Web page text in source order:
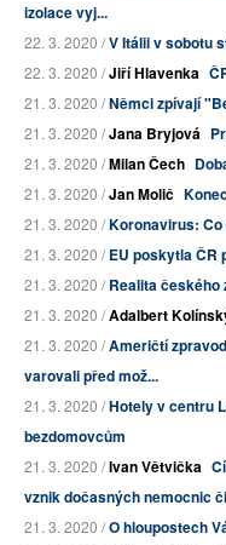
izolace vyj...
22. 3. 2020 /V Itálii v sobotu
22. 3. 2020 /Jiří Hlavenka
21. 3. 2020 /Němci zpívají
21. 3. 2020 /Jana Bryjová
21. 3. 2020 /Milan Čech
21. 3. 2020 /Jan Molič
21. 3. 2020 /Koronavirus:
21. 3. 2020 /EU poskytla ČR
21. 3. 2020 /Realita
21. 3. 2020 /Adalbert
21. 3. 2020 /Američtí
varovali před mož...
21. 3. 2020 /Hotely v centru
bezdomovcům
21. 3. 2020 /Ivan Větvička
vznik dočasných nemocnic
21. 3. 2020 /O hloupostech